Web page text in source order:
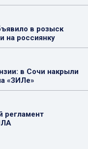
в розыск
на россиянку
в Сочи накрыли
«ЗИЛе»
регламент